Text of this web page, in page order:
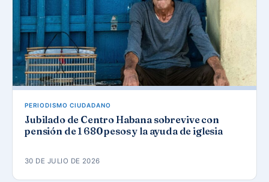
PERIODISMO CIUDADANO
Jubilado de Centro Habana sobrevive con
pensión de 1 680 pesos y la ayuda de iglesia
30 DE JULIO DE 2026